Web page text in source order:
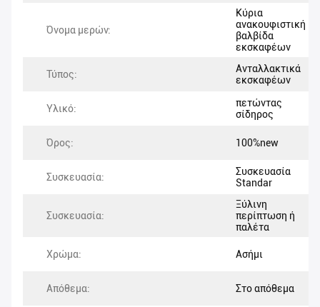
Όνομα μερών:
Κύρια
ανακουφιστική
βαλβίδα
εκσκαφέων
Τύπος:
Ανταλλακτικά
εκσκαφέων
Υλικό:
πετώντας
σίδηρος
Όρος: 100%new
Συσκευασία:
Συσκευασία
Standar
Συσκευασία:
Ξύλινη
περίπτωση ή
παλέτα
Χρώμα: Ασήμι
Απόθεμα: Στο απόθεμα